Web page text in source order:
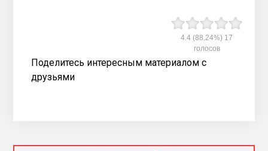
4.4 (88.24%) 17
голосов
Поделитесь интересным материалом с
друзьями